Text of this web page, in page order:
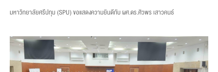
มหาวิทยาลัยศรีปทุม (SPU) ขอแสดงความยินดีกับ ผศ.ดร.ศิวพร เสาวคนธ์